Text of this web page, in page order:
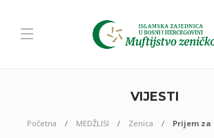
VIJESTI
Početna MEDŽLISI Zenica
Prijem